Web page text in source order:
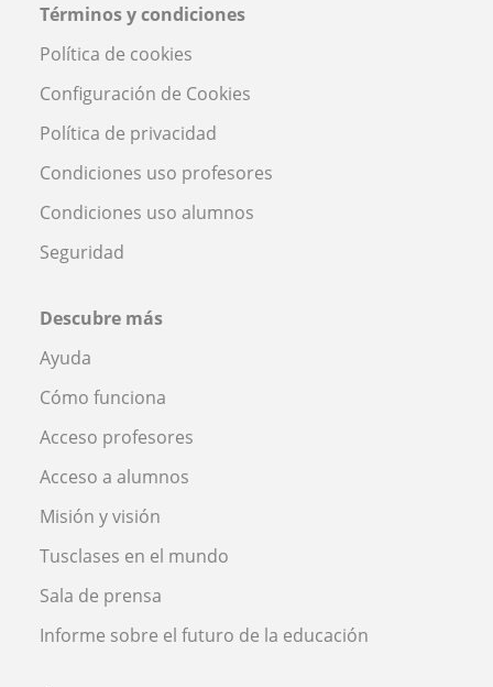
Términos y condiciones
Política de cookies
Configuración de Cookies
Política de privacidad
Condiciones uso profesores
Condiciones uso alumnos
Seguridad
Descubre más
Ayuda
Cómo funciona
Acceso profesores
Acceso a alumnos
Misión y visión
Tusclases en el mundo
Sala de prensa
Informe sobre el futuro de la educación